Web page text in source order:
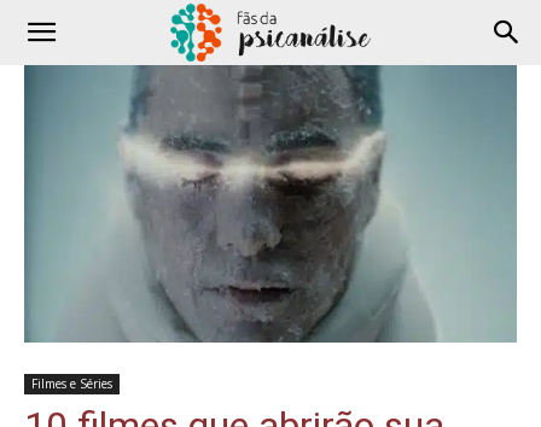
Filmes e Séries